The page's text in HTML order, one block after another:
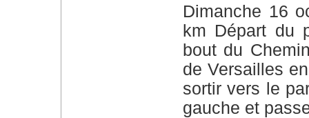
Dimanche 16 octobre 2022 de 14h à 16h30 – 6
km Départ du
bout du
de Versailles
sortir vers le
gauche et